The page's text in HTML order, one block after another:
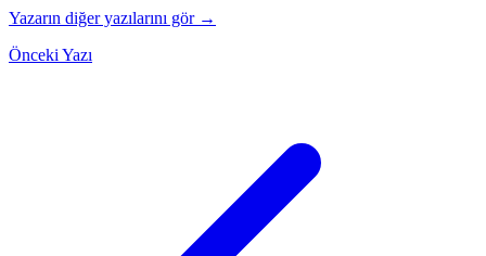
Yazarın diğer yazılarını gör →
Önceki Yazı